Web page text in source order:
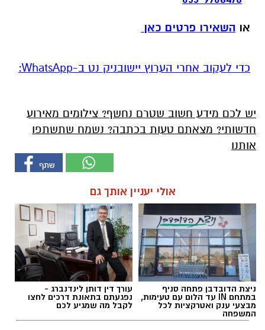
או השאירו פרטים כאן
‏כדי לעקוב אחרי הערוץ יישובניק נט ב-WhatsApp:‏‏‏
יש לכם מידע חשוב שטרם נחשף? צילומים מאירוע
חדשותי? מצאתם טעות בכתבה? נשמח שתשתפו
אותנו
אולי יעניין אותך גם
ניצת הדובדבן פתחה סניף
במתחם IN עד הלום עם טעימות,
מבצעי ענק ואטרקציות לכל
המשפחה
עורך דין דותן לינדנברג -
נפגעתם בתאונת דרכים לחצו
לקבל מה שמגיע לכם